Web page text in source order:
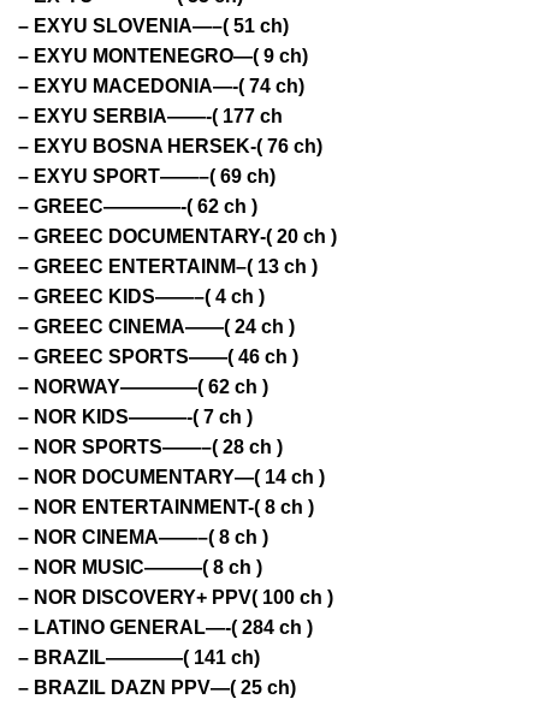
– EXYU SLOVENIA—–( 51 ch)
– EXYU MONTENEGRO—( 9 ch)
– EXYU MACEDONIA—-( 74 ch)
– EXYU SERBIA——-( 177 ch
– EXYU BOSNA HERSEK-( 76 ch)
– EXYU SPORT——–( 69 ch)
– GREEC————-( 62 ch )
– GREEC DOCUMENTARY-( 20 ch )
– GREEC ENTERTAINM–( 13 ch )
– GREEC KIDS——–( 4 ch )
– GREEC CINEMA——( 24 ch )
– GREEC SPORTS——( 46 ch )
– NORWAY————( 62 ch )
– NOR KIDS———-( 7 ch )
– NOR SPORTS——–( 28 ch )
– NOR DOCUMENTARY—( 14 ch )
– NOR ENTERTAINMENT-( 8 ch )
– NOR CINEMA——–( 8 ch )
– NOR MUSIC———( 8 ch )
– NOR DISCOVERY+ PPV( 100 ch )
– LATINO GENERAL—-( 284 ch )
– BRAZIL————( 141 ch)
– BRAZIL DAZN PPV—( 25 ch)